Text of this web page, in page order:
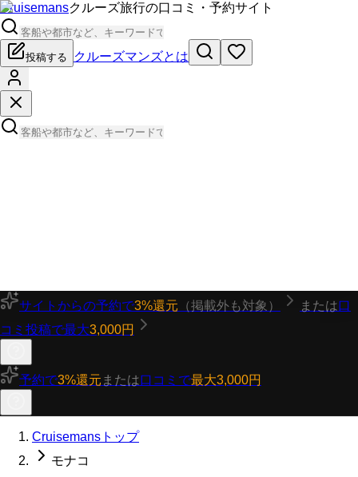
Cruisemansクルーズ旅行の口コミ・予約サイト
投稿する クルーズマンズとは
サイトからの予約で3%還元 （掲載外も対象） または口
コミ投稿で最大3,000円
予約で3%還元 または口コミで最大3,000円
Cruisemansトップ
モナコ